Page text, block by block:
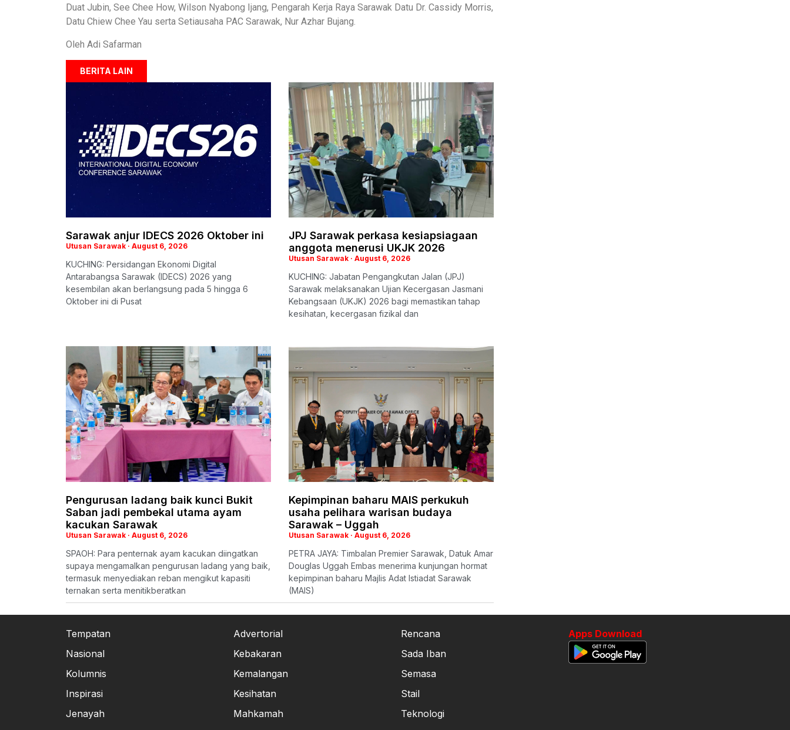
Duat Jubin, See Chee How, Wilson Nyabong Ijang, Pengarah Kerja Raya Sarawak Datu Dr. Cassidy Morris,
Datu Chiew Chee Yau serta Setiausaha PAC Sarawak, Nur Azhar Bujang.
Oleh Adi Safarman
BERITA LAIN
Sarawak anjur IDECS 2026 Oktober ini
Utusan Sarawak August 6, 2026
KUCHING: Persidangan Ekonomi Digital
Antarabangsa Sarawak (IDECS) 2026 yang
kesembilan akan berlangsung pada 5 hingga 6
Oktober ini di Pusat
JPJ Sarawak perkasa kesiapsiagaan
anggota menerusi UKJK 2026
Utusan Sarawak August 6, 2026
KUCHING: Jabatan Pengangkutan Jalan (JPJ)
Sarawak melaksanakan Ujian Kecergasan Jasmani
Kebangsaan (UKJK) 2026 bagi memastikan tahap
kesihatan, kecergasan fizikal dan
Pengurusan ladang baik kunci Bukit
Saban jadi pembekal utama ayam
kacukan Sarawak
Utusan Sarawak August 6, 2026
SPAOH: Para penternak ayam kacukan diingatkan
supaya mengamalkan pengurusan ladang yang baik,
termasuk menyediakan reban mengikut kapasiti
ternakan serta menitikberatkan
Kepimpinan baharu MAIS perkukuh
usaha pelihara warisan budaya
Sarawak – Uggah
Utusan Sarawak August 6, 2026
PETRA JAYA: Timbalan Premier Sarawak, Datuk Amar
Douglas Uggah Embas menerima kunjungan hormat
kepimpinan baharu Majlis Adat Istiadat Sarawak
(MAIS)
Tempatan
Nasional
Kolumnis
Inspirasi
Jenayah
Advertorial
Kebakaran
Kemalangan
Kesihatan
Mahkamah
Rencana
Sada Iban
Semasa
Stail
Teknologi
Apps Download